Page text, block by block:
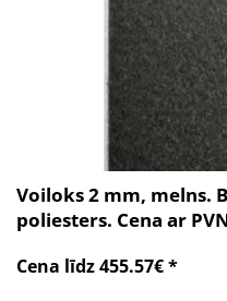
Voiloks 2 mm, melns.
poliesters. Cena ar
Cena līdz 455.57€ *